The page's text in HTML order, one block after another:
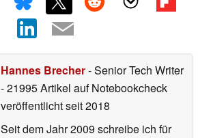
Hannes Brecher- Senior Tech Writer
- 21995 Artikel auf Notebookcheck
veröffentlichtseit 2018
Seit dem Jahr 2009 schreibe ich für